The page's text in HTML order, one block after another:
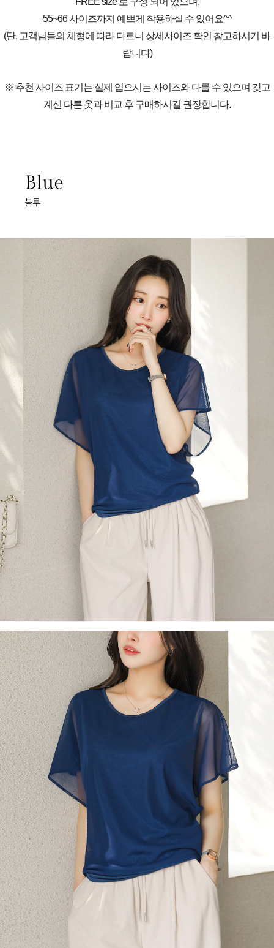
55~66 사이즈까지 예쁘게 착용하실 수 있어요^^
(단, 고객님들의 체형에 따라 다르니 상세사이즈 확인 참고하시기 바
랍니다)
※ 추천 사이즈 표기는 실제 입으시는 사이즈와 다를 수 있으며 갖고
계신 다른 옷과 비교 후 구매하시길 권장합니다.